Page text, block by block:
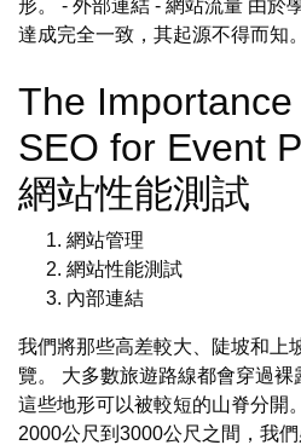
形。 - 外部連結 - 網站流量 由於
達成完全一致，其起源不得而知。
The
SEO for Event
網站性能測試
網站管理
網站性能測試
內部連結
我們將那些高差較大、陡坡和上
覽。 大多數旅遊路線都會穿過裸
這些地形可以被較短的山脊分開
2000公尺到3000公尺之間，我